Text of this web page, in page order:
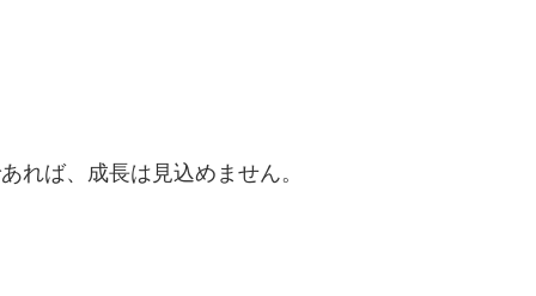
れば、成長は見込めません。